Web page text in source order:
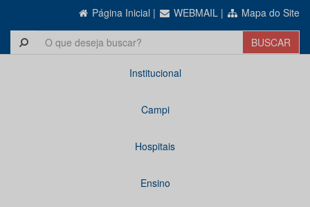
Página Inicial | WEBMAIL | Mapa do Site
Institucional
Campi
Hospitais
Ensino